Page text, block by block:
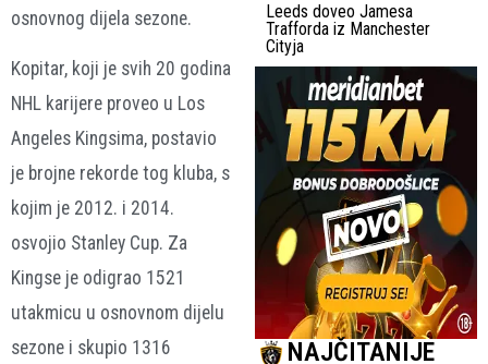
osnovnog dijela sezone.
Kopitar, koji je svih 20 godina
NHL karijere proveo u Los
Angeles Kingsima, postavio
je brojne rekorde tog kluba, s
kojim je 2012. i 2014.
osvojio Stanley Cup. Za
Kingse je odigrao 1521
utakmicu u osnovnom dijelu
sezone i skupio 1316
Leeds doveo Jamesa
Trafforda iz Manchester
Cityja
NAJČITANIJE